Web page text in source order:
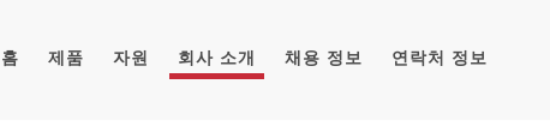
홈 제품 자원 회사 소개 채용 정보 연락처 정보